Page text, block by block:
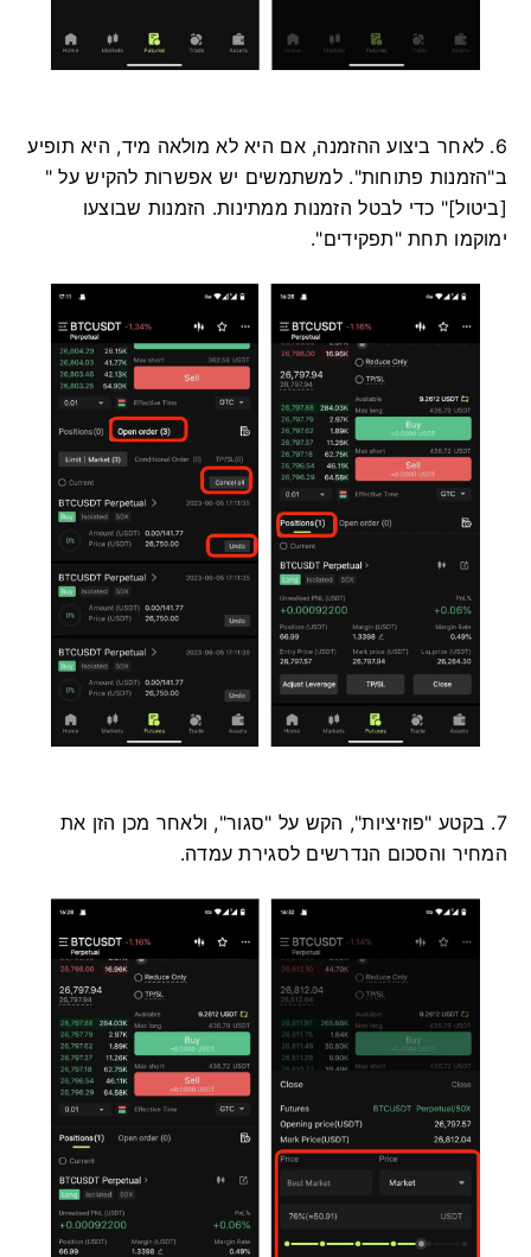
6. לאחר ביצוע ההזמנה, אם היא לא מולאה מיד, היא תופיע
ב"הזמנות פתוחות".למשתמשים יש אפשרות להקיש על "
[ביטול]" כדי לבטל הזמנות ממתינות. הזמנות שבוצעו
ימוקמו תחת "תפקידים".
7. בקטע "פוזיציות", הקש על "סגור", ולאחר מכן הזן את
המחיר והסכום הנדרשים לסגירת עמדה.